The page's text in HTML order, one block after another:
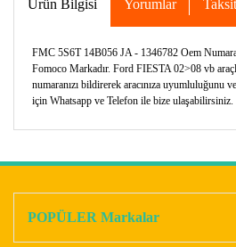
Ürün Bilgisi Yorumlar
FMC 5S6T 14B056 JA - 1346782 Oem
Fomoco Markadır. Ford FIESTA 02>08 vb
numaranızı bildirerek aracınıza uyumluluğunu
için Whatsapp ve Telefon ile bize ulaşabilirsiniz.
POPÜLER Markalar